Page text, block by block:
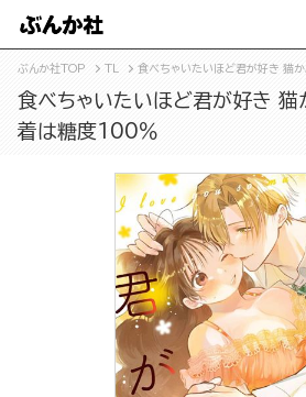
ぶんか社TOP TL 食べちゃいたいほど君が好き 猫
食べちゃいたいほど君が好き 猫
着は糖度100％